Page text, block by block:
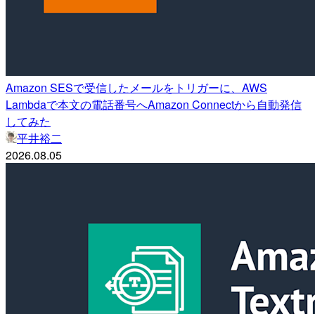
Amazon SESで受信したメールをトリガーに、AWS
Lambdaで本文の電話番号へAmazon Connectから自動発信
してみた
平井裕二
2026.08.05